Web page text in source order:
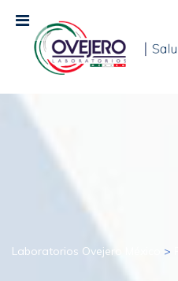
Laboratorios Ovejero México >